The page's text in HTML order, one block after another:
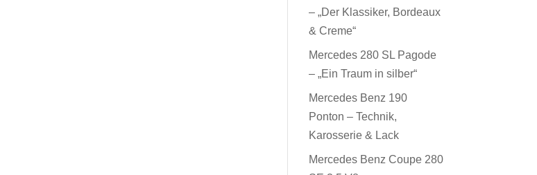
– „Der Klassiker, Bordeaux
& Creme“
Mercedes 280 SL Pagode
– „Ein Traum in silber“
Mercedes Benz 190
Ponton – Technik,
Karosserie & Lack
Mercedes Benz Coupe 280